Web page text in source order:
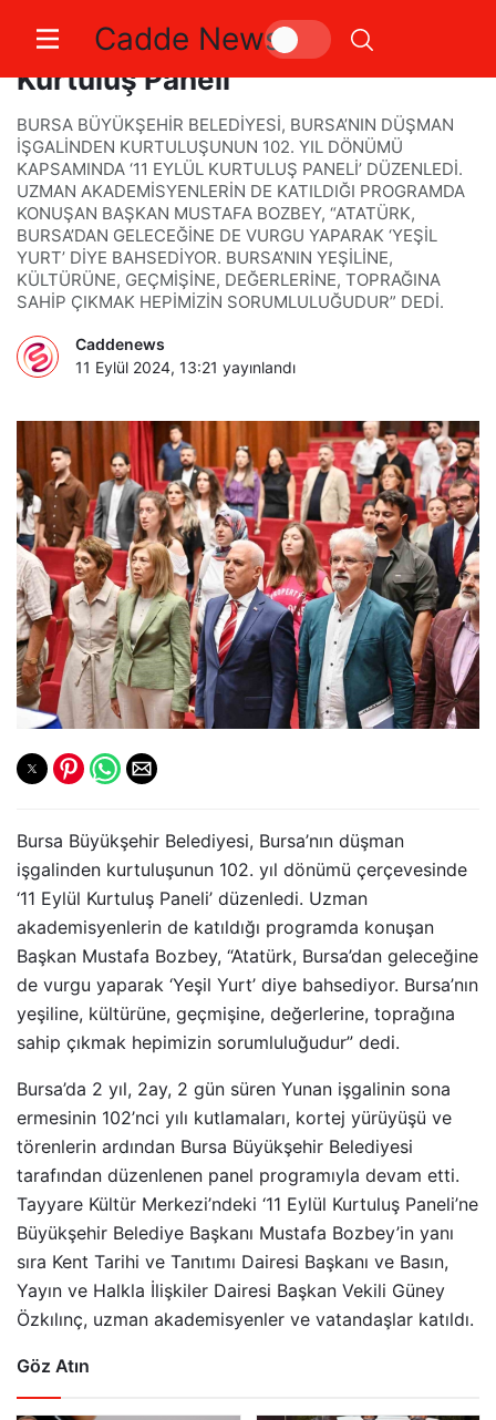
Cadde News
Bursa Büyükşehir’den ‘11 Eylül
Kurtuluş Paneli’
BURSA BÜYÜKŞEHİR BELEDİYESİ, BURSA’NIN DÜŞMAN
İŞGALİNDEN KURTULUŞUNUN 102. YIL DÖNÜMÜ
KAPSAMINDA ‘11 EYLÜL KURTULUŞ PANELİ’ DÜZENLEDİ.
UZMAN AKADEMİSYENLERİN DE KATILDIĞI PROGRAMDA
KONUŞAN BAŞKAN MUSTAFA BOZBEY, “ATATÜRK,
BURSA’DAN GELECEĞİNE DE VURGU YAPARAK ‘YEŞİL
YURT’ DİYE BAHSEDİYOR. BURSA’NIN YEŞİLİNE,
KÜLTÜRÜNE, GEÇMİŞİNE, DEĞERLERİNE, TOPRAĞINA
SAHİP ÇIKMAK HEPİMİZİN SORUMLULUĞUDUR” DEDİ.
Caddenews
11 Eylül 2024, 13:21 yayınlandı
Bursa Büyükşehir Belediyesi, Bursa’nın düşman
işgalinden kurtuluşunun 102. yıl dönümü çerçevesinde
‘11 Eylül Kurtuluş Paneli’ düzenledi. Uzman
akademisyenlerin de katıldığı programda konuşan
Başkan Mustafa Bozbey, “Atatürk, Bursa’dan geleceğine
de vurgu yaparak ‘Yeşil Yurt’ diye bahsediyor. Bursa’nın
yeşiline, kültürüne, geçmişine, değerlerine, toprağına
sahip çıkmak hepimizin sorumluluğudur” dedi.
Bursa’da 2 yıl, 2ay, 2 gün süren Yunan işgalinin sona
ermesinin 102’nci yılı kutlamaları, kortej yürüyüşü ve
törenlerin ardından Bursa Büyükşehir Belediyesi
tarafından düzenlenen panel programıyla devam etti.
Tayyare Kültür Merkezi’ndeki ‘11 Eylül Kurtuluş Paneli’ne
Büyükşehir Belediye Başkanı Mustafa Bozbey’in yanı
sıra Kent Tarihi ve Tanıtımı Dairesi Başkanı ve Basın,
Yayın ve Halkla İlişkiler Dairesi Başkan Vekili Güney
Özkılınç, uzman akademisyenler ve vatandaşlar katıldı.
Göz Atın